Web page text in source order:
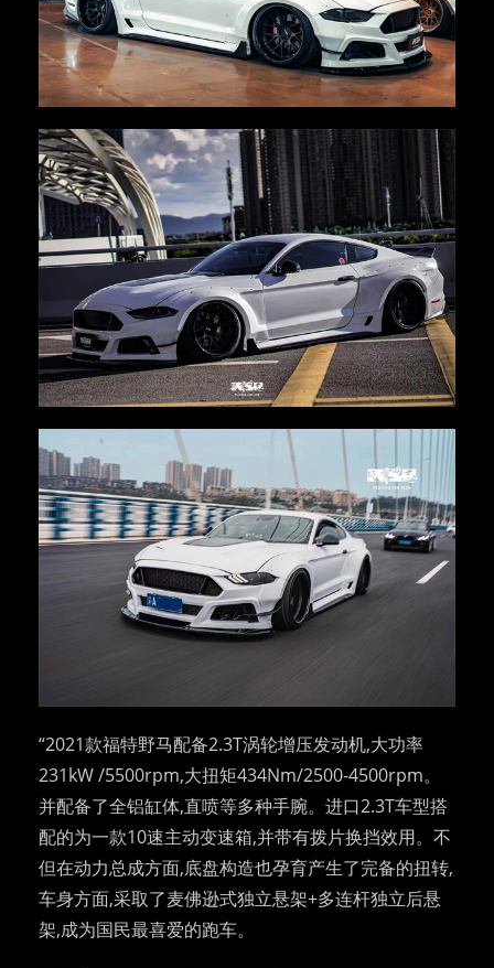
“2021款福特野马配备2.3T涡轮增压发动机,大功率
231kW /5500rpm,大扭矩434Nm/2500-4500rpm。
并配备了全铝缸体,直喷等多种手腕。进口2.3T车型搭
配的为一款10速主动变速箱,并带有拨片换挡效用。不
但在动力总成方面,底盘构造也孕育产生了完备的扭转,
车身方面,采取了麦佛逊式独立悬架+多连杆独立后悬
架,成为国民最喜爱的跑车。